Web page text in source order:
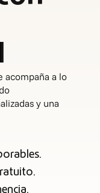
acompaña a lo
y una